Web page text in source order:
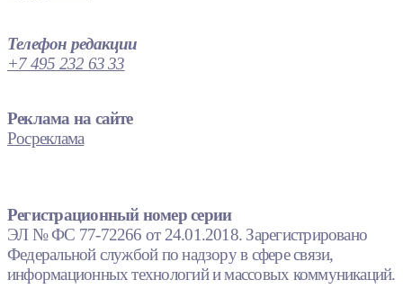
Телефон редакции
+7 495 232 63 33
Реклама на сайте
Росреклама
Регистрационный номер серии
ЭЛ № ФС 77-72266 от 24.01.2018. Зарегистрировано
Федеральной службой по надзору в сфере связи,
информационных технологий и массовых коммуникаций.